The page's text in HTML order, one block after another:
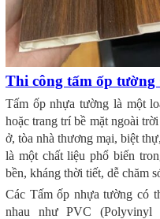
Thi công tấm ốp tường
Tấm ốp nhựa tường là một
hoặc trang trí bề mặt ngoài
ở, tòa nhà thương mại, biệt
là một chất liệu phổ biến
bền, kháng thời tiết, dễ chăm
Các Tấm ốp nhựa tường có
nhau như PVC (Polyvinyl